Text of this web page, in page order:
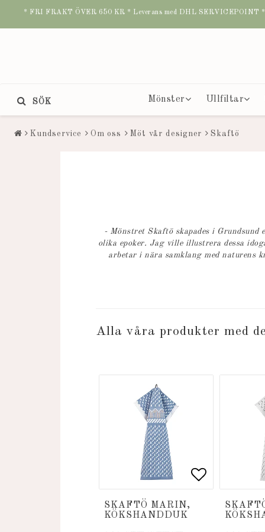
* FRI FRAKT ÖVER 650 KR * Leverans med DHL SERVICEPOINT
Mönster Ullfiltar
SÖK
Kundservice Om oss Möt vår designer Skaftö
- Mönstret Skaftö skapades i
olika epoker. Jag ville illustrera dessa
arbetar i nära samklang med
Alla våra produkter med
Lägg till
Lägg till
SKAFTÖ MARIN,
KÖKSHANDDUK